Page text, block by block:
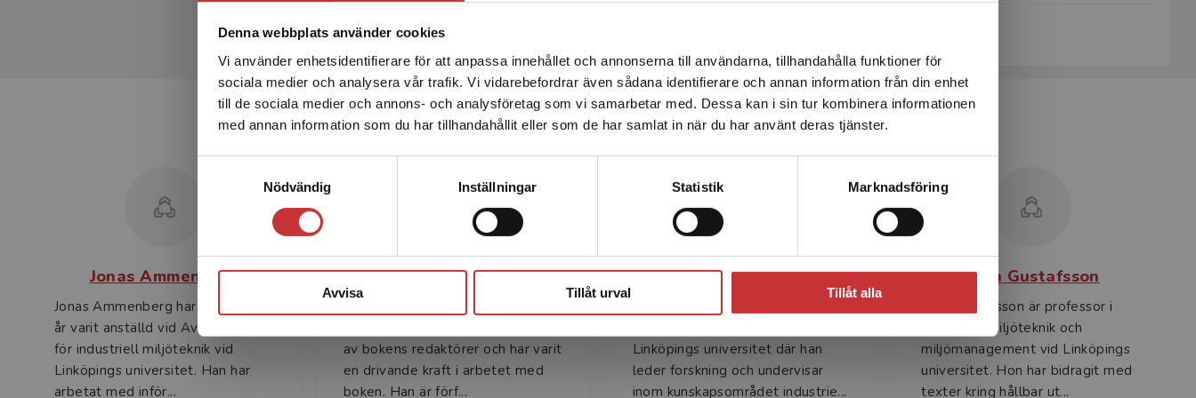
Denna webbplats använder cookies
Vi använder enhetsidentifierare för att anpassa innehållet och annonserna till användarna, tillhandahålla funktioner för
sociala medier och analysera vår trafik. Vi vidarebefordrar även sådana identifierare och annan information från din enhet
till de sociala medier och annons- och analysföretag som vi samarbetar med. Dessa kan i sin tur kombinera informationen
med annan information som du har tillhandahållit eller som de har samlat in när du har använt deras tjänster.
Nödvändig
Inställningar Statistik Marknadsföring
Avvisa Tillåt urval Tillåt alla
Det verkar som att du besöker studentlitteratur.se via en
enhet utanför Sverige. Vi erbjuder inte leveranser utanför
Sverige. För att kunna slutföra ett köp måste
leveransadressen vara i Sverige.Läs mer
Författare
Jonas Ammenberg
Jonas Ammenberg har sedan flera
år varit anställd vid Avdelningen
för industriell miljöteknik vid
Linköpings universitet. Han har
arbetat med inför...
Olof Hjelm
av bokens redaktörer och har varit
en drivande kraft i arbetet med
boken. Han är förf...
Mats Eklund
Linköpings universitet där han
leder forskning och undervisar
inom kunskapsområdet industrie...
Sara Gustafsson
Sara Gustafsson är professor i
industriell miljöteknik och
miljömanagement vid Linköpings
universitet. Hon har bidragit med
texter kring hållbar ut...